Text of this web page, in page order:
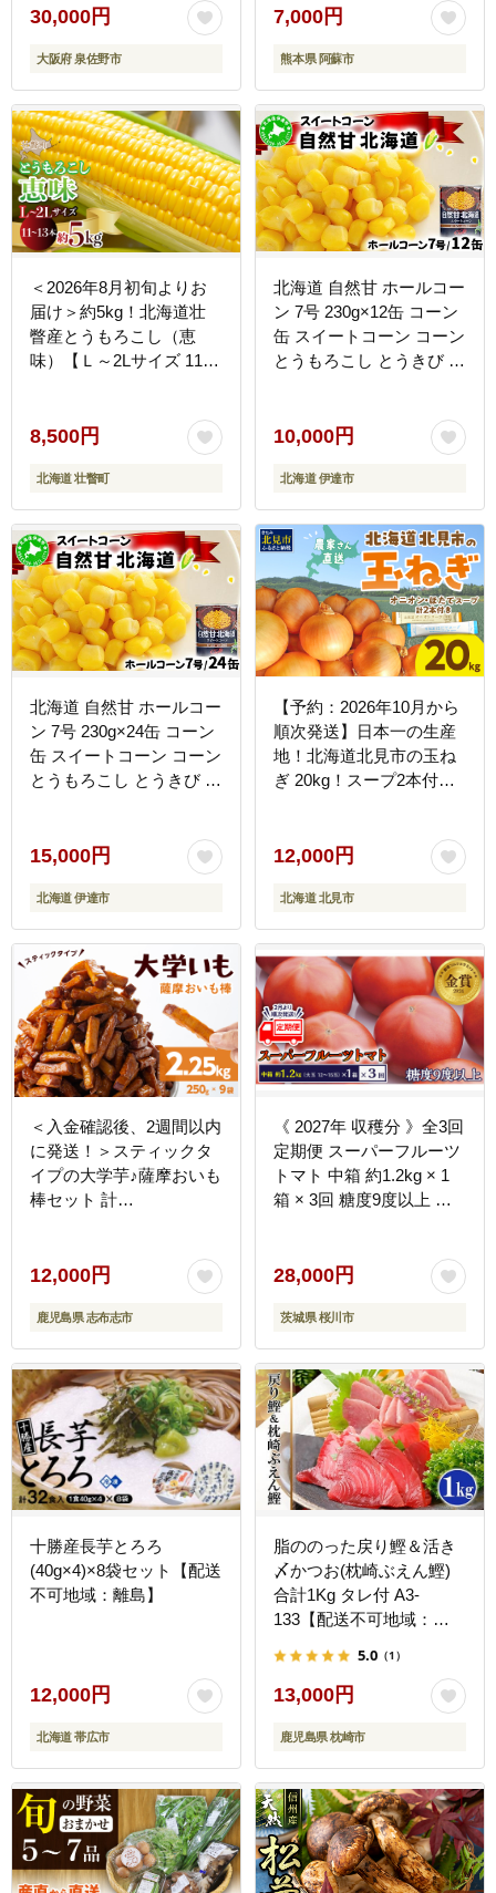
期便 タオル ティッシュ
後から カタログギフト あ
30,000円
大阪府 泉佐野市
甘い 美味しい 人気 安心
安全 おすすめ お中元 御
歳暮 熊本県 阿蘇市
7,000円
熊本県 阿蘇市
＜2026年8月初旬よりお
届け＞約5kg！北海道壮
瞥産とうもろこし（恵
味）【Ｌ～2Lサイズ 11～
8,500円
北海道 壮瞥町
北海道 自然甘 ホールコー
ン 7号 230g×12缶 コーン
缶 スイートコーン コーン
とうもろこし とうきび ト
クレードル 送料無料 伊達
10,000円
北海道 伊達市
北海道 自然甘 ホールコー
ン 7号 230g×24缶 コーン
缶 スイートコーン コーン
とうもろこし とうきび ト
クレードル 送料無料 伊達
15,000円
北海道 伊達市
【予約：2026年10月から
順次発送】日本一の生産
地！北海道北見市の玉ね
ぎ 20kg！スープ2本付き♪
即席 料理 )【164-0004-
12,000円
北海道 北見市
＜入金確認後、2週間以内
に発送！＞スティックタ
イプの大学芋♪薩摩おいも
棒セット 計
国産 九州産 鹿児島県産
冷凍 小分け スイーツ お
菓子 アイス ランキング
人気 a2-077-2w
12,000円
鹿児島県 志布志市
《 2027年 収穫分 》全3回
定期便 スーパーフルーツ
トマト 中箱 約1.2kg × 1
箱 × 3回 糖度9度以上 先
ト フルーツトマト ブラン
ドトマト 野菜 ギフト 贈
答 青空レストラン アド街
ック天国 グッドモーニン
グ 黄金のワンスプーン 昼
めし旅 [BC049sa]
28,000円
茨城県 桜川市
十勝産長芋とろろ
(40g×4)×8袋セット【配送
不可地域：離島】
12,000円
北海道 帯広市
脂ののった戻り鰹＆活き
〆かつお(枕崎ぶえん鰹)
合計1Kg タレ付 A3-
133【配送不可地域：離
5.0 （1）
13,000円
鹿児島県 枕崎市